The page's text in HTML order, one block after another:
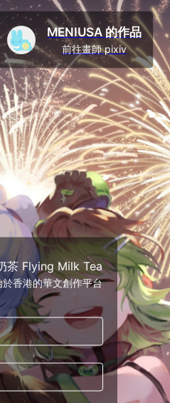
茶 Flying Milk Tea
於香港的華文創作平台
MENIUSA 的作品
前往畫師 pixiv